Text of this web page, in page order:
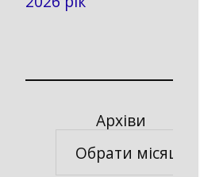
Архіви